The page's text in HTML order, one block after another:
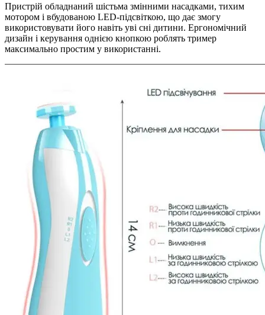
Пристрій обладнаний шістьма змінними насадками, тихим
мотором і вбудованою LED-підсвіткою, що дає змогу
використовувати його навіть уві сні дитини. Ергономічний
дизайн і керування однією кнопкою роблять тример
максимально простим у використанні.